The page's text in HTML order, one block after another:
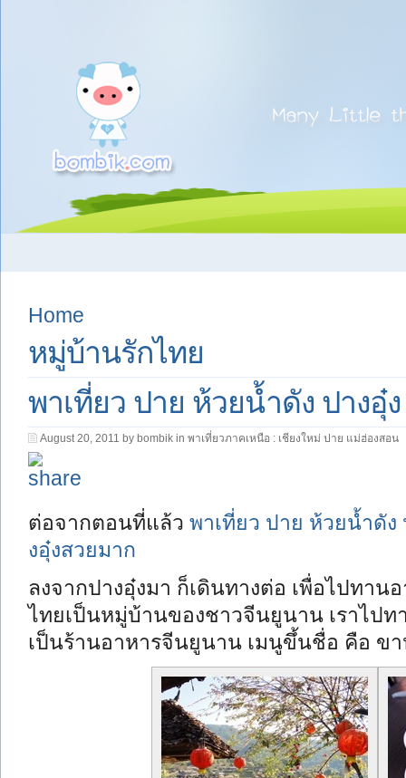
Home
หมู่บ้านรักไทย
พาเที่ยว ปาย ห้วยน้ำดัง ปางอุ๋
August 20, 2011 by bombik in พาเที่ยวภาคเหนือ : เชียงใหม่ ปาย แม่ฮ่องสอน
ต่อจากตอนที่แล้ว พาเที่ยว ปาย ห้วยน้ำดัง
งอุ๋งสวยมาก
ลงจากปางอุ๋งมา ก็เดินทางต่อ เพื่อไปทา
ไทยเป็นหมู่บ้านของชาวจีนยูนาน เราไป
เป็นร้านอาหารจีนยูนาน เมนูขึ้นชื่อ คือ ข